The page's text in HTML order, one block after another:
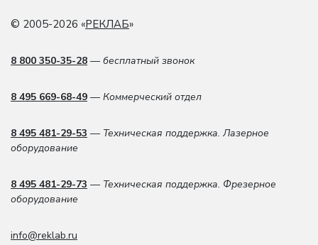
© 2005-2026 «РЕКЛАБ»
8 800 350-35-28 — бесплатный звонок
8 495 669-68-49 — Коммерческий отдел
8 495 481-29-53 — Техническая поддержка. Лазерное
оборудование
8 495 481-29-73 — Техническая поддержка. Фрезерное
оборудование
info@reklab.ru